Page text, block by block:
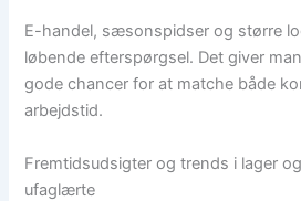
E-handel, sæsonspidser og større
løbende efterspørgsel. Det giver
gode chancer for at matche både
arbejdstid.
Fremtidsudsigter og trends i lager
ufaglærte